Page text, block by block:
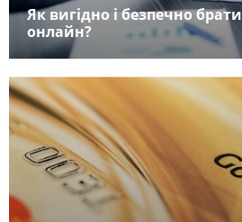
Як вигідно і безпечно
онлайн?